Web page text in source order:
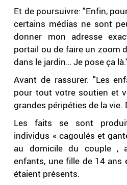
Et de poursuivre: "Enfin,
certains médias ne sont
donner mon adresse
portail ou de faire un zoom
dans le jardin… Je pose ça
Avant de rassurer: "Les
pour tout votre soutien et
grandes péripéties de la vie.
Les faits se sont
individus « cagoulés et
au domicile du couple ,
enfants, une fille de 14 ans
étaient présents.